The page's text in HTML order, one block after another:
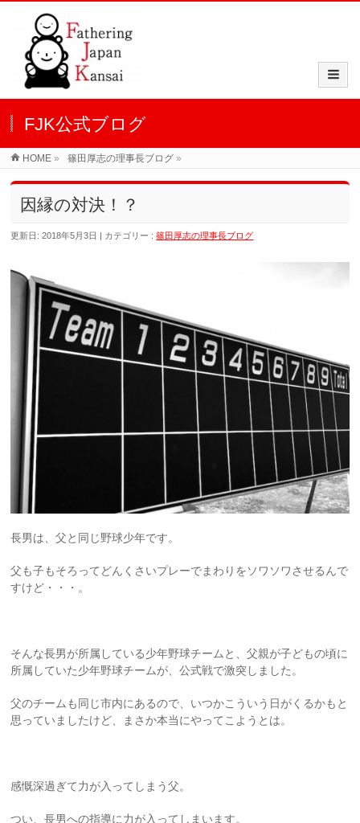
FJK公式ブログ
HOME » 篠田厚志の理事長ブログ »
因縁の対決！？
更新日: 2018年5月3日 カテゴリー :篠田厚志の理事長ブログ
長男は、父と同じ野球少年です。
父も子もそろってどんくさいプレーでまわりをソワソワさせるんで
すけど・・・。
そんな長男が所属している少年野球チームと、父親が子どもの頃に
所属していた少年野球チームが、公式戦で激突しました。
父のチームも同じ市内にあるので、いつかこういう日がくるかもと
思っていましたけど、まさか本当にやってこようとは。
感慨深過ぎて力が入ってしまう父。
つい、長男への指導に力が入ってしまいます。